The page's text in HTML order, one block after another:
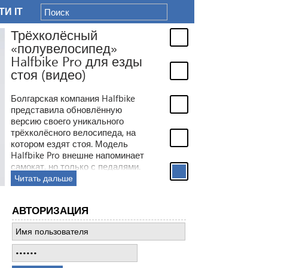
Трёхколёсный
«полувелосипед»
Halfbike Pro для езды
стоя (видео)
Болгарская компания Halfbike
представила обновлённую
версию своего уникального
трёхколёсного велосипеда, на
котором ездят стоя. Модель
Halfbike Pro внешне напоминает
самокат, но только с педалями.
Читать дальше
АВТОРИЗАЦИЯ
IT